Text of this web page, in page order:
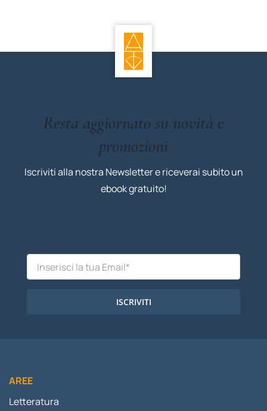
Resta aggiornato su novità e
promozioni
Iscriviti alla nostra Newsletter e riceverai subito un
ebook gratuito!
ISCRIVITI
AREE
Letteratura